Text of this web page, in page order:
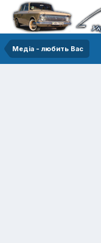
Медіа - любить Вас